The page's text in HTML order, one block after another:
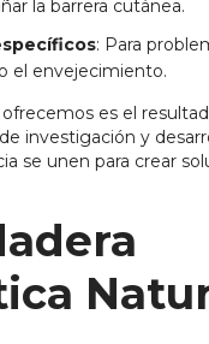
la barrera cutánea.
: Para
el envejecimiento.
es el
investigación y
se unen para crear